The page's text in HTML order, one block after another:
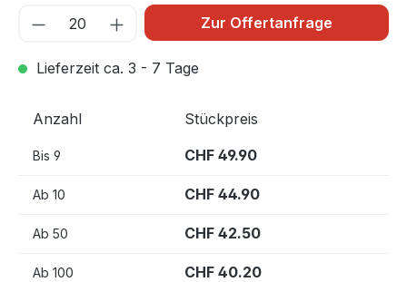
Zur Offertanfrage
Lieferzeit ca. 3 - 7 Tage
Anzahl Stückpreis
Bis 9 CHF 49.90
Ab 10 CHF 44.90
Ab 50 CHF 42.50
Ab 100 CHF 40.20